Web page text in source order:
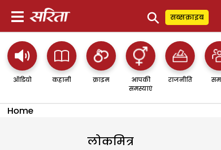
⚲ सब्सक्राइब
ऑडियो कहानी क्राइम
आपकी
समस्याएं
राजनीति
Home
लोकमित्र